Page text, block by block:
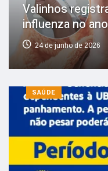
Valinhos
influenza no
24 de junho de 2026
SAÚDE